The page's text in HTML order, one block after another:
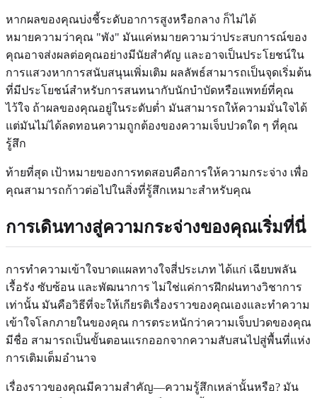
หากผลของคุณบ่งชี้ระดับอาการสูงหรือกลาง ก็ไม่ได้
หมายความว่าคุณ "พัง" มันแค่หมายความว่าประสบการณ์ของ
คุณอาจส่งผลต่อคุณอย่างมีนัยสำคัญ และอาจเป็นประโยชน์ใน
การแสวงหาการสนับสนุนเพิ่มเติม ผลลัพธ์สามารถเป็นจุดเริ่มต้น
ที่มีประโยชน์สำหรับการสนทนากับนักบำบัดหรือแพทย์ที่คุณ
ไว้ใจ ถ้าผลของคุณอยู่ในระดับต่ำ มันสามารถให้ความมั่นใจได้
แต่มันไม่ได้ลดทอนความถูกต้องของความเจ็บปวดใด ๆ ที่คุณ
รู้สึก
ท้ายที่สุด เป้าหมายของการทดสอบคือการให้ความกระจ่าง เพื่อ
คุณสามารถก้าวต่อไปในสิ่งที่รู้สึกเหมาะสำหรับคุณ
การเดินทางสู่ความกระจ่างของคุณเริ่มที่นี่
การทำความเข้าใจบาดแผลทางใจสี่ประเภท ได้แก่ เฉียบพลัน
เรื้อรัง ซับซ้อน และพัฒนาการ ไม่ใช่แค่การฝึกฝนทางวิชาการ
เท่านั้น มันคือวิธีที่จะให้เกียรติเรื่องราวของคุณเองและทำความ
เข้าใจโลกภายในของคุณ การตระหนักว่าความเจ็บปวดของคุณ
มีชื่อ สามารถเป็นขั้นตอนแรกออกจากความสับสนไปสู่พื้นที่แห่ง
การเติมเต็มอำนาจ
เรื่องราวของคุณมีความสำคัญ—ความรู้สึกเหล่านั้นหรือ? มัน